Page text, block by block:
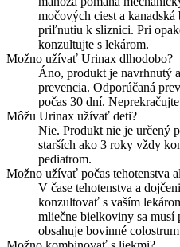
močových ciest a
priľnutiu k sliznici. Pri
konzultujte s lekárom.
Možno užívať Urinax dlhodobo?
Áno, produkt je navrhnutý
prevencia. Odporúčaná
počas 30 dní.
Môžu Urinax užívať deti?
Nie. Produkt nie je určený
starších ako 3 roky vždy
pediatrom.
Možno užívať počas tehotenstva
V čase tehotenstva a
konzultovať s vaším
mliečne bielkoviny sa
obsahuje bovinné